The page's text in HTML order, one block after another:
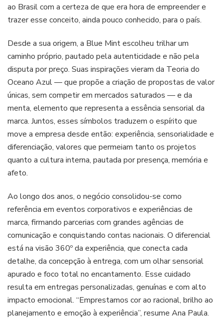
ao Brasil com a certeza de que era hora de empreender e
trazer esse conceito, ainda pouco conhecido, para o país.
Desde a sua origem, a Blue Mint escolheu trilhar um
caminho próprio, pautado pela autenticidade e não pela
disputa por preço. Suas inspirações vieram da Teoria do
Oceano Azul — que propõe a criação de propostas de valor
únicas, sem competir em mercados saturados — e da
menta, elemento que representa a essência sensorial da
marca. Juntos, esses símbolos traduzem o espírito que
move a empresa desde então: experiência, sensorialidade e
diferenciação, valores que permeiam tanto os projetos
quanto a cultura interna, pautada por presença, memória e
afeto.
Ao longo dos anos, o negócio consolidou-se como
referência em eventos corporativos e experiências de
marca, firmando parcerias com grandes agências de
comunicação e conquistando contas nacionais. O diferencial
está na visão 360º da experiência, que conecta cada
detalhe, da concepção à entrega, com um olhar sensorial
apurado e foco total no encantamento. Esse cuidado
resulta em entregas personalizadas, genuínas e com alto
impacto emocional. “Emprestamos cor ao racional, brilho ao
planejamento e emoção à experiência”, resume Ana Paula.